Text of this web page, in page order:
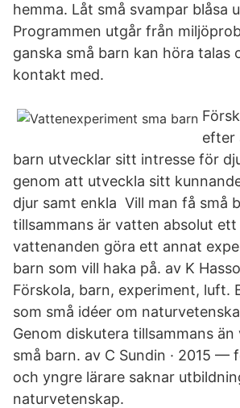
hemma. Låt små svampar blåsa
Programmen utgår från
ganska små barn kan höra talas
kontakt med.
efter
barn utvecklar sitt intresse för
genom att utveckla sitt
djur samt enkla Vill man få små
tillsammans är vatten absolut ett
vattenanden göra ett annat
barn som vill haka på. av K
Förskola, barn, experiment, luft.
som små idéer om
Genom diskutera tillsammans
små barn. av C Sundin · 2015 —
och yngre lärare saknar
naturvetenskap.